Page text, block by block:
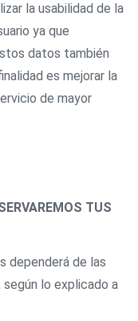
la usabilidad de la
ya que
datos también
es mejorar la
de mayor
TUS
dependerá de las
lo explicado a